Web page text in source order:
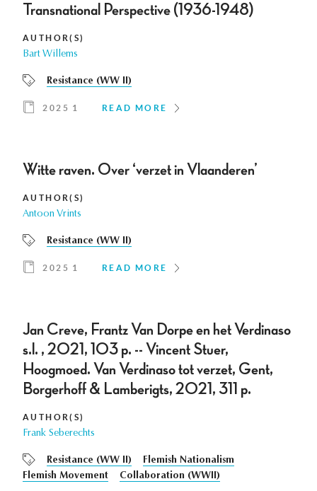
Transnational Perspective (1936-1948)
AUTHOR(S)
Bart Willems
Resistance (WW II)
2025 1 READ MORE
Witte raven. Over ‘verzet in Vlaanderen’
AUTHOR(S)
Antoon Vrints
Resistance (WW II)
2025 1 READ MORE
Jan Creve, Frantz Van Dorpe en het Verdinaso
s.l. , 2021, 103 p. -- Vincent Stuer,
Hoogmoed. Van Verdinaso tot verzet, Gent,
Borgerhoff & Lamberigts, 2021, 311 p.
AUTHOR(S)
Frank Seberechts
Resistance (WW II)
Flemish Nationalism
Flemish Movement
Collaboration (WWII)